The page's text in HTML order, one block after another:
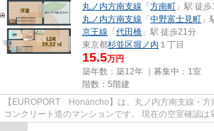
丸ノ内方南支線 「 方南町 」駅 徒
丸ノ内方南支線 「 中野富士見町 」
京王線 「 代田橋 」駅 徒歩21分
東京都杉並区堀ノ内 １丁目
15.5万円
築年数：築12年 ｜募集中： 1室
階数：5階建
【EUROPORT Honancho】は、丸ノ内方南支線・方
コンクリート造のマンションです。 現在の空室確認は電話またはメールにてお問